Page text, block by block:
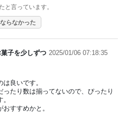
と言っています。
らなかった
子を少しずつ 2025/01/06 07:18:35
良いです。
ったり数は揃ってないので、ぴったり
すすめかと。